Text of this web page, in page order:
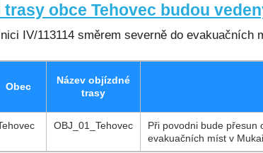
trasy obce Tehovec budou
IV/113114 směrem severně do evakuačních
Obec
Název objízdné
trasy
OBJ_01_Tehovec
Při povodni bude přesun
evakuačních míst v